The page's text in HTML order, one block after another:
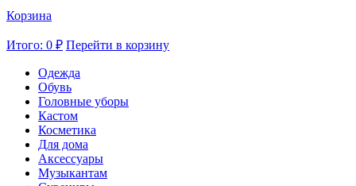
Корзина
Итого: 0 ₽ Перейти в корзину
Одежда
Обувь
Головные уборы
Кастом
Косметика
Для дома
Аксессуары
Музыкантам